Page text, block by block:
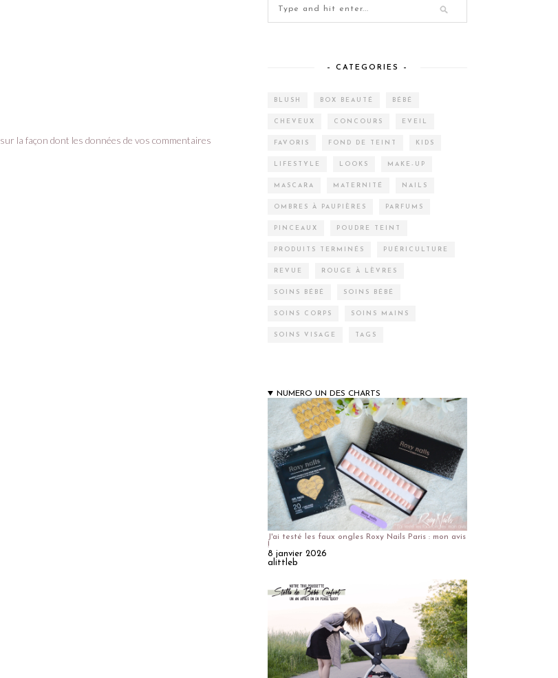
la façon dont les données de vos commentaires
– CATEGORIES –
BLUSH BOX BEAUTÉ BÉBÉ
CHEVEUX CONCOURS EVEIL
FAVORIS FOND DE TEINT KIDS
LIFESTYLE LOOKS MAKE-UP
MASCARA MATERNITÉ NAILS
OMBRES À PAUPIÈRES PARFUMS
PINCEAUX POUDRE TEINT
PRODUITS TERMINÉS PUÉRICULTURE
REVUE ROUGE À LÈVRES
SOINS BÉBÉ SOINS BÉBÉ
SOINS CORPS SOINS MAINS
SOINS VISAGE TAGS
NUMERO UN DES CHARTS
J'ai testé les faux ongles Roxy Nails Paris : mon avis
!
8 janvier 2026
alittleb